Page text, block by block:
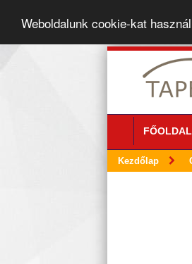
Weboldalunk cookie-kat
FŐOLDAL
Kezdőlap